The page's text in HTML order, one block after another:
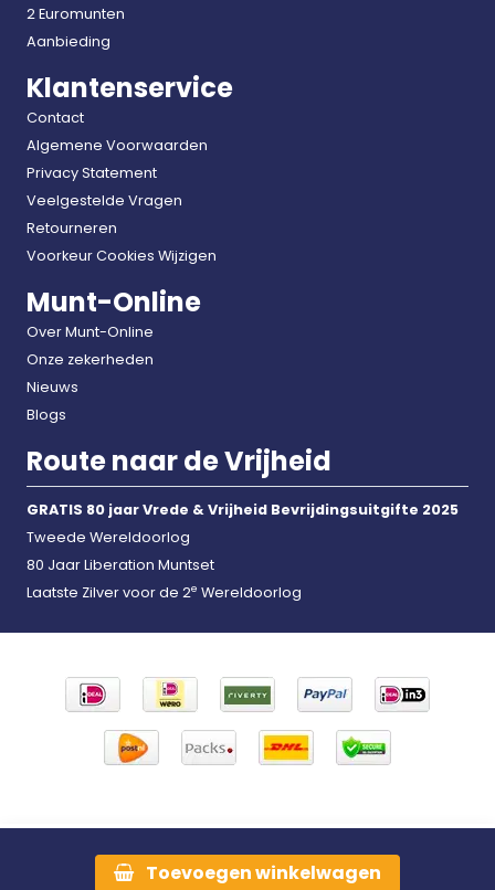
2 Euromunten
Aanbieding
Klantenservice
Contact
Algemene Voorwaarden
Privacy Statement
Veelgestelde Vragen
Retourneren
Voorkeur Cookies Wijzigen
Munt-Online
Over Munt-Online
Onze zekerheden
Nieuws
Blogs
Route naar de Vrijheid
GRATIS 80 jaar Vrede & Vrijheid Bevrijdingsuitgifte 2025
Tweede Wereldoorlog
80 Jaar Liberation Muntset
Laatste Zilver voor de 2e Wereldoorlog
Toevoegenwinkelwagen